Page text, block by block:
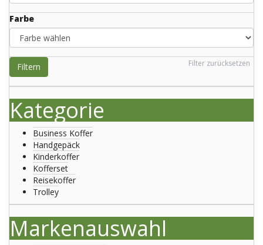
Farbe
Filter zurücksetzen
Filtern
Kategorie
Business Koffer
Handgepäck
Kinderkoffer
Kofferset
Reisekoffer
Trolley
Markenauswahl